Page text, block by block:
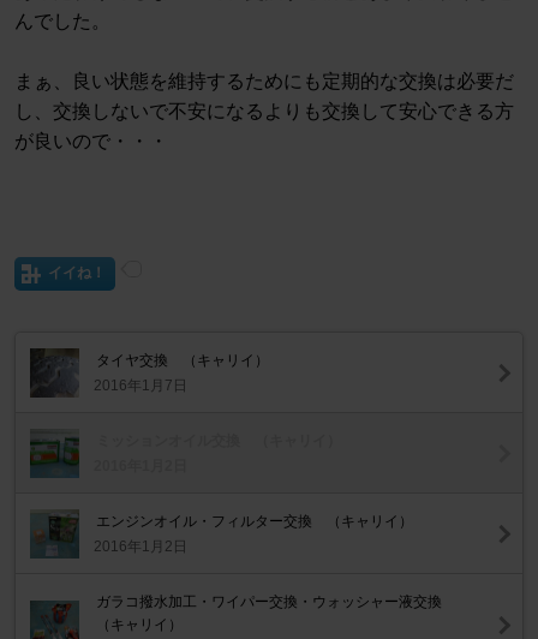
んでした。
まぁ、良い状態を維持するためにも定期的な交換は必要だ
し、交換しないで不安になるよりも交換して安心できる方
が良いので・・・
イイね！
タイヤ交換 （キャリイ）
2016年1月7日
エンジンオイル・フィルター交換 （キャリイ）
2016年1月2日
ガラコ撥水加工・ワイパー交換・ウォッシャー液交換
（キャリイ）